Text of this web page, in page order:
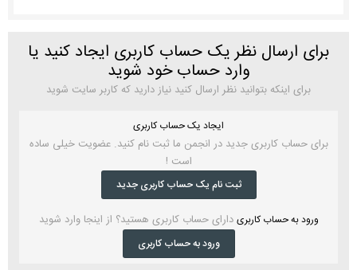
برای ارسال نظر یک حساب کاربری ایجاد کنید یا
وارد حساب خود شوید
برای اینکه بتوانید نظر ارسال کنید نیاز دارید که کاربر سایت شوید
ایجاد یک حساب کاربری
برای حساب کاربری جدید در انجمن ما ثبت نام کنید. عضویت خیلی ساده
است !
ثبت نام یک حساب کاربری جدید
ورود به حساب کاربری دارای حساب کاربری هستید؟ از اینجا وارد شوید
ورود به حساب کاربری